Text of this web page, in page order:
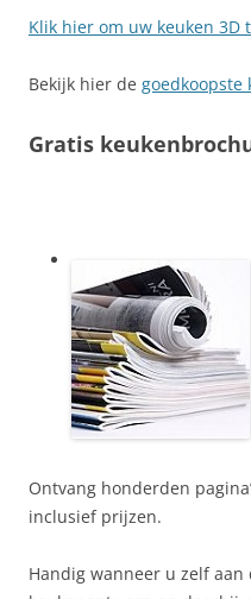
Klik hier om uw keuken 3D
Bekijk hier de goedkoopste
Gratis
Ontvang honderden
inclusief prijzen.
Handig wanneer u zelf